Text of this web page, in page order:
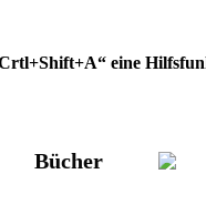
eine
Bücher